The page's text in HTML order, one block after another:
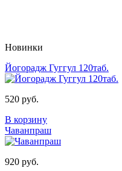
Новинки
Йогорадж Гуггул 120таб.
520 руб.
В корзину
Чаванпраш
920 руб.